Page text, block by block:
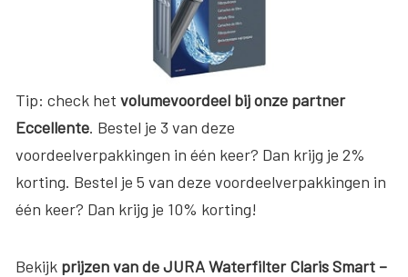
Tip: check het volumevoordeel bij onze partner
Eccellente. Bestel je 3 van deze
voordeelverpakkingen in één keer? Dan krijg je 2%
korting. Bestel je 5 van deze voordeelverpakkingen in
één keer? Dan krijg je 10% korting!
Bekijk prijzen van de JURA Waterfilter Claris Smart –